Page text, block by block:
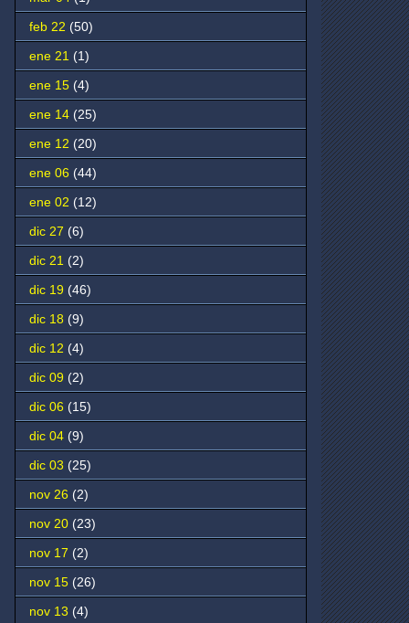
feb 22 (50)
ene 21 (1)
ene 15 (4)
ene 14 (25)
ene 12 (20)
ene 06 (44)
ene 02 (12)
dic 27 (6)
dic 21 (2)
dic 19 (46)
dic 18 (9)
dic 12 (4)
dic 09 (2)
dic 06 (15)
dic 04 (9)
dic 03 (25)
nov 26 (2)
nov 20 (23)
nov 17 (2)
nov 15 (26)
nov 13 (4)